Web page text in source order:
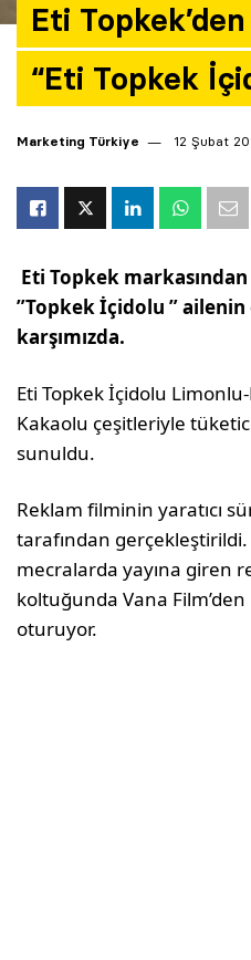
Eti
“Eti Topkek
Marketing Türkiye 12 Şubat
Eti Topkek
”Topkek İçidolu ”
karşımızda.
Eti Topkek İçidolu
Kakaolu çeşitleriyle
sunuldu.
Reklam filminin yaratıcı
tarafından
mecralarda yayına giren
koltuğunda Vana
oturuyor.